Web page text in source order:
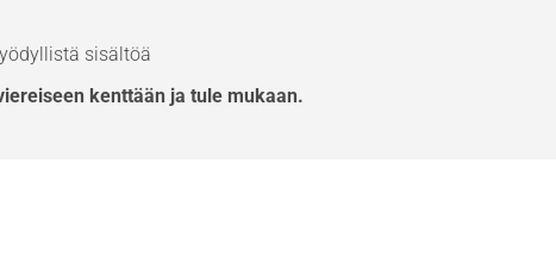
sisältöä
kenttään ja tule mukaan.